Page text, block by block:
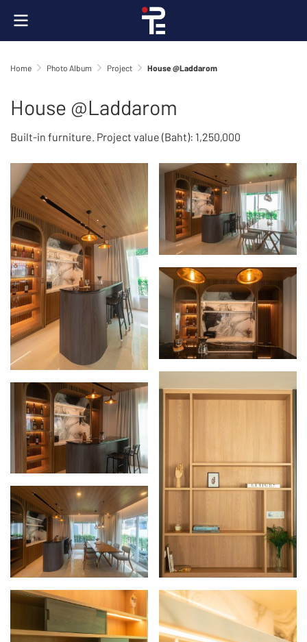
Home Photo Album Project House @Laddarom
House @Laddarom
Built-in furniture. Project value (Baht): 1,250,000